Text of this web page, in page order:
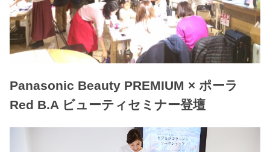
Panasonic Beauty PREMIUM × ポーラ
Red B.A ビューティセミナー登壇